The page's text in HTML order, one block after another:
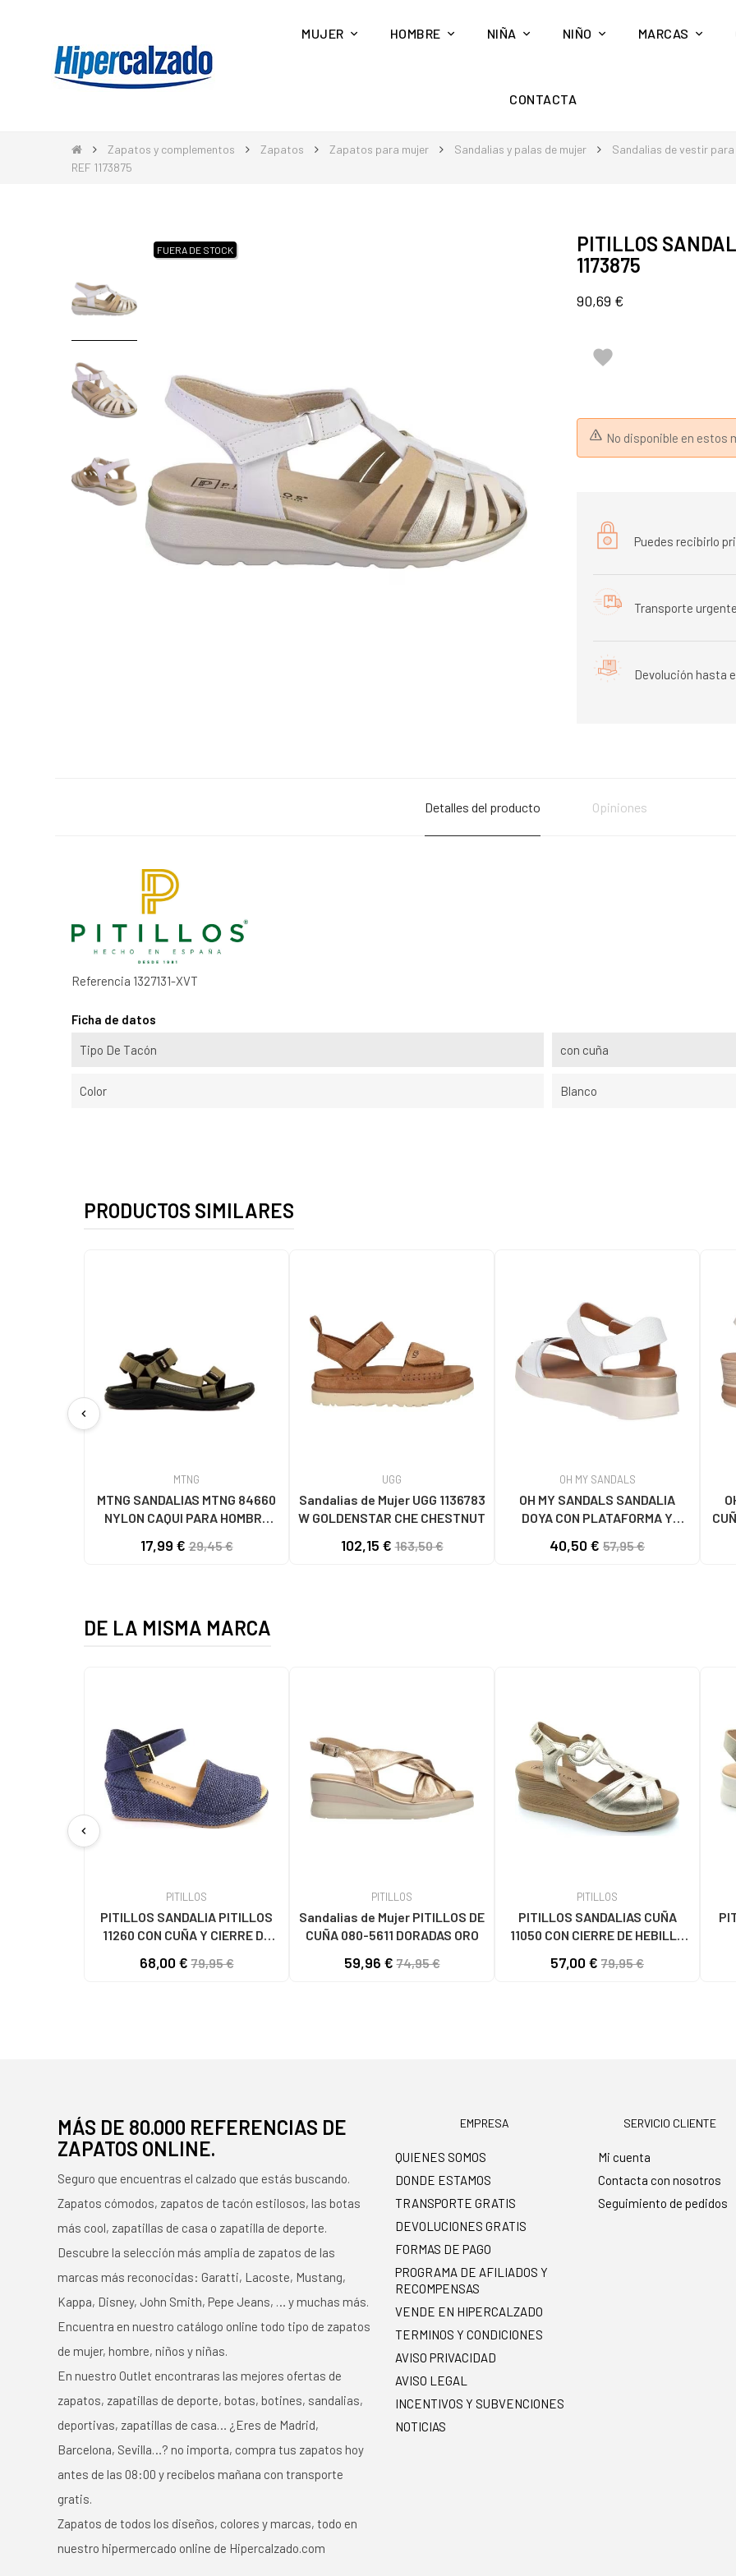
MUJER HOMBRE NIÑA NIÑO MARCAS
CONTACTA
Zapatos y complementos Zapatos Zapatos para mujer Sandalias y palas de mujer Sandalias de vestir para
REF 1173875
FUERA DE STOCK
PITILLOS
1173875
90,69 €

No disponible en estos
Puedes recibirlo
Transporte
Devolución hasta
Detalles del producto Opiniones
Referencia 1327131-XVT
Ficha de datos
Tipo De Tacón con cuña
Color Blanco
PRODUCTOS SIMILARES
chevron_left
MTNG
MTNG SANDALIAS MTNG 84660
NYLON CAQUI PARA HOMBRE
17,99 €29,45 €
UGG
Sandalias de Mujer UGG 1136783
W GOLDENSTAR CHE CHESTNUT
102,15 €163,50 €
OH MY SANDALS
OH MY SANDALS SANDALIA
DOYA CON PLATAFORMA Y
BLANCO
40,50 € 57,95 €
DE LA MISMA MARCA
chevron_left
PITILLOS
PITILLOS SANDALIA PITILLOS
11260 CON CUÑA Y CIERRE DE
68,00 €79,95 €
PITILLOS
Sandalias de Mujer PITILLOS DE
CUÑA 080-5611 DORADAS ORO
59,96 €74,95 €
PITILLOS
PITILLOS SANDALIAS CUÑA
11050 CON CIERRE DE HEBILLA
57,00 € 79,95 €
MÁS DE 80.000 REFERENCIAS DE
ZAPATOS ONLINE.
Seguro que encuentras el calzado que estás buscando.
Zapatos cómodos, zapatos de tacón estilosos, las botas
más cool, zapatillas de casa o zapatilla de deporte.
Descubre la selección más amplia de zapatos de las
marcas más reconocidas: Garatti, Lacoste, Mustang,
Kappa, Disney, John Smith, Pepe Jeans, … y muchas más.
Encuentra en nuestro catálogo online todo tipo de zapatos
de mujer, hombre, niños y niñas.
En nuestro Outlet encontraras las mejores ofertas de
zapatos, zapatillas de deporte, botas, botines, sandalias,
deportivas, zapatillas de casa… ¿Eres de Madrid,
Barcelona, Sevilla…? no importa, compra tus zapatos hoy
antes de las 08:00 y recíbelos mañana con transporte
gratis.
Zapatos de todos los diseños, colores y marcas, todo en
nuestro hipermercado online de Hipercalzado.com
EMPRESA
QUIENES SOMOS
DONDE ESTAMOS
TRANSPORTE GRATIS
DEVOLUCIONES GRATIS
FORMAS DE PAGO
PROGRAMA DE AFILIADOS Y
RECOMPENSAS
VENDE EN HIPERCALZADO
TERMINOS Y CONDICIONES
AVISO PRIVACIDAD
AVISO LEGAL
INCENTIVOS Y SUBVENCIONES
NOTICIAS
SERVICIO CLIENTE
Mi cuenta
Contacta con nosotros
Seguimiento de pedidos